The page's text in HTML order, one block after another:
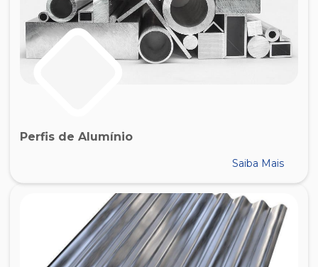
Perfis de Alumínio
Saiba Mais